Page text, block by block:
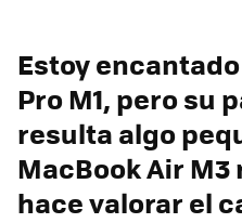
Estoy
Pro M1, pero su
resulta algo
MacBook Air
hace valorar el